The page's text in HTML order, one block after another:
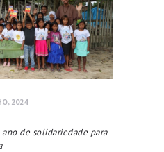
2024
de solidariedade para